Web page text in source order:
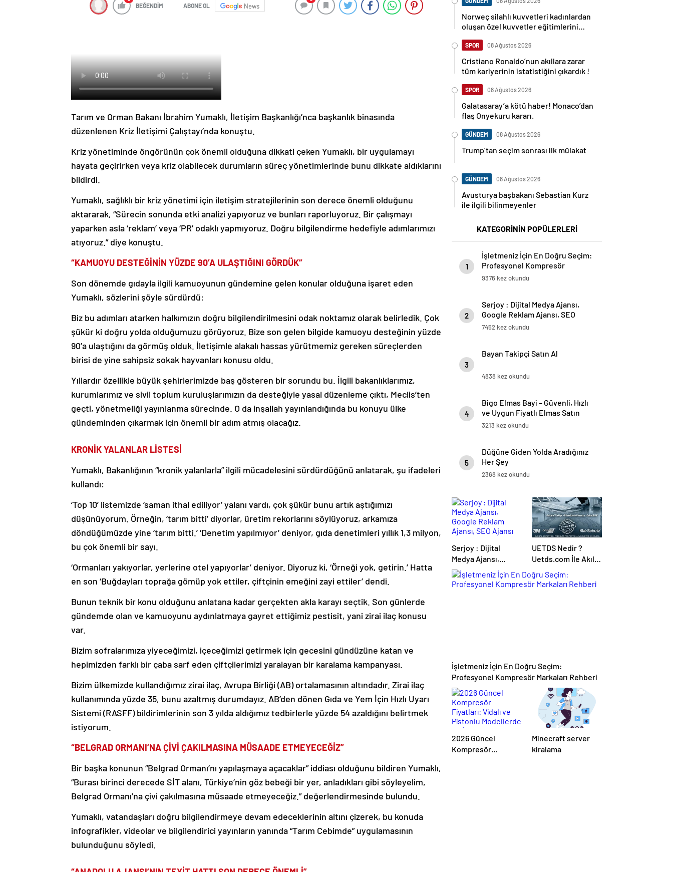
BEĞENDİM ABONE OL News
Tarım ve Orman Bakanı İbrahim Yumaklı, İletişim Başkanlığı’nca başkanlık binasında
düzenlenen Kriz İletişimi Çalıştayı’nda konuştu.
Kriz yönetiminde öngörünün çok önemli olduğuna dikkati çeken Yumaklı, bir uygulamayı
hayata geçirirken veya kriz olabilecek durumların süreç yönetimlerinde bunu dikkate aldıklarını
bildirdi.
Yumaklı, sağlıklı bir kriz yönetimi için iletişim stratejilerinin son derece önemli olduğunu
aktararak, “Sürecin sonunda etki analizi yapıyoruz ve bunları raporluyoruz. Bir çalışmayı
yaparken asla ‘reklam’ veya ‘PR’ odaklı yapmıyoruz. Doğru bilgilendirme hedefiyle adımlarımızı
atıyoruz.” diye konuştu.
“KAMUOYU DESTEĞİNİN YÜZDE 90’A ULAŞTIĞINI GÖRDÜK”
Son dönemde gıdayla ilgili kamuoyunun gündemine gelen konular olduğuna işaret eden
Yumaklı, sözlerini şöyle sürdürdü:
Biz bu adımları atarken halkımızın doğru bilgilendirilmesini odak noktamız olarak belirledik. Çok
şükür ki doğru yolda olduğumuzu görüyoruz. Bize son gelen bilgide kamuoyu desteğinin yüzde
90’a ulaştığını da görmüş olduk. İletişimle alakalı hassas yürütmemiz gereken süreçlerden
birisi de yine sahipsiz sokak hayvanları konusu oldu.
Yıllardır özellikle büyük şehirlerimizde baş gösteren bir sorundu bu. İlgili bakanlıklarımız,
kurumlarımız ve sivil toplum kuruluşlarımızın da desteğiyle yasal düzenleme çıktı, Meclis’ten
geçti, yönetmeliği yayınlanma sürecinde. O da inşallah yayınlandığında bu konuyu ülke
gündeminden çıkarmak için önemli bir adım atmış olacağız.
KRONİK YALANLAR LİSTESİ
Yumaklı, Bakanlığının “kronik yalanlarla” ilgili mücadelesini sürdürdüğünü anlatarak, şu ifadeleri
kullandı:
‘Top 10’ listemizde ‘saman ithal ediliyor’ yalanı vardı, çok şükür bunu artık aştığımızı
düşünüyorum. Örneğin, ‘tarım bitti’ diyorlar, üretim rekorlarını söylüyoruz, arkamıza
döndüğümüzde yine ‘tarım bitti.’ ‘Denetim yapılmıyor’ deniyor, gıda denetimleri yıllık 1,3 milyon,
bu çok önemli bir sayı.
‘Ormanları yakıyorlar, yerlerine otel yapıyorlar’ deniyor. Diyoruz ki, ‘Örneği yok, getirin.’ Hatta
en son ‘Buğdayları toprağa gömüp yok ettiler, çiftçinin emeğini zayi ettiler’ dendi.
Bunun teknik bir konu olduğunu anlatana kadar gerçekten akla karayı seçtik. Son günlerde
gündemde olan ve kamuoyunu aydınlatmaya gayret ettiğimiz pestisit, yani zirai ilaç konusu
var.
Bizim sofralarımıza yiyeceğimizi, içeceğimizi getirmek için gecesini gündüzüne katan ve
hepimizden farklı bir çaba sarf eden çiftçilerimizi yaralayan bir karalama kampanyası.
Bizim ülkemizde kullandığımız zirai ilaç, Avrupa Birliği (AB) ortalamasının altındadır. Zirai ilaç
kullanımında yüzde 35, bunu azaltmış durumdayız. AB’den dönen Gıda ve Yem İçin Hızlı Uyarı
Sistemi (RASFF) bildirimlerinin son 3 yılda aldığımız tedbirlerle yüzde 54 azaldığını belirtmek
istiyorum.
“BELGRAD ORMANI’NA ÇİVİ ÇAKILMASINA MÜSAADE ETMEYECEĞİZ”
Bir başka konunun “Belgrad Ormanı’nı yapılaşmaya açacaklar” iddiası olduğunu bildiren Yumaklı,
“Burası birinci derecede SİT alanı, Türkiye’nin göz bebeği bir yer, anladıkları gibi söyleyelim,
Belgrad Ormanı’na çivi çakılmasına müsaade etmeyeceğiz.” değerlendirmesinde bulundu.
Yumaklı, vatandaşları doğru bilgilendirmeye devam edeceklerinin altını çizerek, bu konuda
infografikler, videolar ve bilgilendirici yayınların yanında “Tarım Cebimde” uygulamasının
bulunduğunu söyledi.
Norweç silahlı kuvvetleri kadınlardan
oluşan özel kuvvetler eğitimlerini
SPOR 08 Ağustos 2026
Cristiano Ronaldo’nun akıllara zarar
tüm kariyerinin istatistiğini çıkardık !
SPOR 08 Ağustos 2026
Galatasaray’a kötü haber! Monaco’dan
flaş Onyekuru kararı.
GÜNDEM 08 Ağustos 2026
Trump’tan seçim sonrası ilk mülakat
GÜNDEM 08 Ağustos 2026
Avusturya başbakanı Sebastian Kurz
ile ilgili bilinmeyenler
KATEGORİNİN POPÜLERLERİ
1
İşletmeniz İçin En Doğru Seçim:
Profesyonel Kompresör
Markaları Rehberi
9376 kez okundu
2
Serjoy : Dijital Medya Ajansı,
Google Reklam Ajansı, SEO
Ajansı ve Web Tasarım Ajansı
7452 kez okundu
3
Bayan Takipçi Satın Al
4838 kez okundu
4
Bigo Elmas Bayi – Güvenli, Hızlı
ve Uygun Fiyatlı Elmas Satın
Almanın Yeni Adresi
3213 kez okundu
5
Düğüne Giden Yolda Aradığınız
Her Şey
2368 kez okundu
Serjoy : Dijital
Medya Ajansı,
Google Reklam
Ajansı, SEO Ajansı
UETDS Nedir ?
Uetds.com İle Akıllı
Dijital Taşımacılık
Yazılımı
İşletmeniz İçin En Doğru Seçim:
Profesyonel Kompresör Markaları Rehberi
2026 Güncel
Kompresör
Minecraft server
kiralama